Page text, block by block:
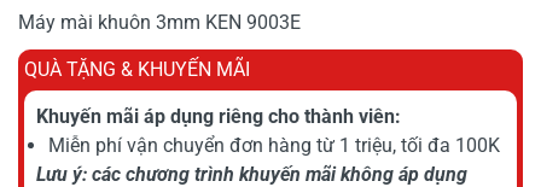
Máy mài khuôn 3mm KEN 9003E
QUÀ TẶNG & KHUYẾN MÃI
Khuyến mãi áp dụng riêng cho thành viên:
Miễn phí vận chuyển đơn hàng từ 1 triệu, tối đa 100K
Lưu ý: các chương trình khuyến mãi không áp dụng